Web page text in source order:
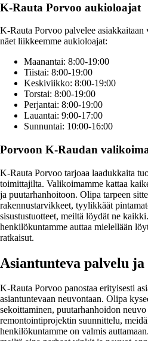
K-Rauta Porvoo aukioloajat
K-Rauta Porvoo palvelee
näet liikkeemme aukioloajat:
Maanantai: 8:00-19:00
Tiistai: 8:00-19:00
Keskiviikko: 8:00-19:00
Torstai: 8:00-19:00
Perjantai: 8:00-19:00
Lauantai: 9:00-17:00
Sunnuntai: 10:00-16:00
Porvoon K-Raudan
K-Rauta Porvoo tarjoaa laadukkaita
toimittajilta. Valikoimamme kattaa
ja puutarhanhoitoon. Olipa tarpeen
rakennustarvikkeet, tyylikkäät
sisustustuotteet, meiltä löydät ne
henkilökuntamme auttaa mielellään
ratkaisut.
Asiantunteva palvelu ja
K-Rauta Porvoo panostaa erityisesti
asiantuntevaan neuvontaan. Olipa
sekoittaminen, puutarhanhoidon
remontointiprojektin suunnittelu,
henkilökuntamme on valmis